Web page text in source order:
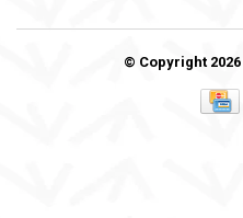
© Copyright